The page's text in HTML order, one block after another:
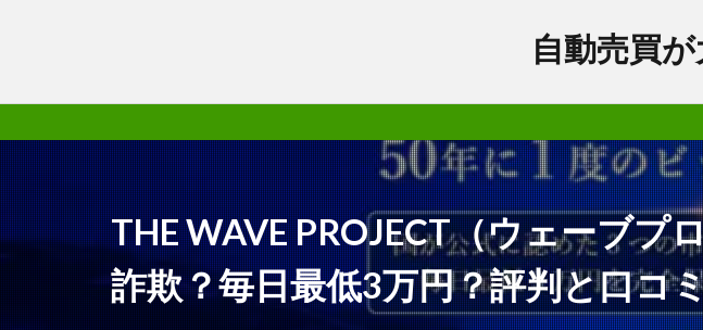
自動売買
Apple信者の
THE WAVE PROJECT（ウェーブプ
詐欺？毎日最低3万円？評判と口コ